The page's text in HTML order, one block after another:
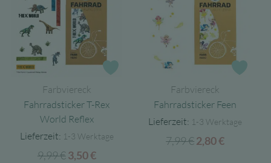
Optionen
auf
Zur Wunschliste
Farbviereck
Fahrradsticker T-Rex
World Reflex
Lieferzeit: 1-3 Werktage
9,99€ Ursprünglicher
3,50€Aktueller
Farbviereck
Fahrradsticker Feen
Lieferzeit: 1-3 Werktage
7,99€Ursprünglicher
2,80€Aktueller